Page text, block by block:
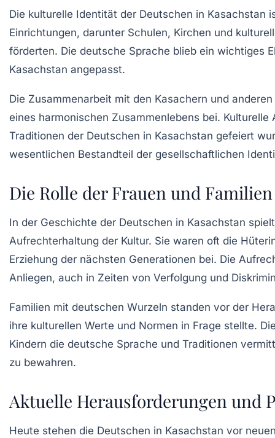
Die kulturelle Identität der Deutschen in
Einrichtungen, darunter Schulen, Kirchen und
förderten. Die deutsche Sprache blieb ein wichtiges
Kasachstan angepasst.
Die Zusammenarbeit mit den Kasachern und
eines harmonischen Zusammenlebens bei. Kulturelle
Traditionen der Deutschen in Kasachstan gefeiert
wesentlichen Bestandteil der gesellschaftlichen
Die Rolle der Frauen und
In der Geschichte der Deutschen in Kasachstan
Aufrechterhaltung der Kultur. Sie waren oft die
Erziehung der nächsten Generationen bei. Die
Anliegen, auch in Zeiten von Verfolgung und
Familien mit deutschen Wurzeln standen vor der
ihre kulturellen Werte und Normen in Frage stellte.
Kindern die deutsche Sprache und Traditionen
zu bewahren.
Aktuelle Herausforderungen und
Heute stehen die Deutschen in Kasachstan vor